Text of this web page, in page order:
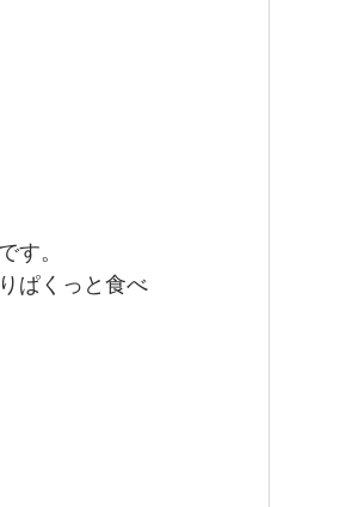
す。
ぱくっと食べ